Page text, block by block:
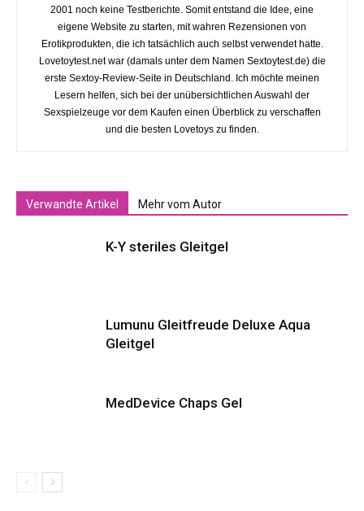
2001 noch keine Testberichte. Somit entstand die Idee, eine
eigene Website zu starten, mit wahren Rezensionen von
Erotikprodukten, die ich tatsächlich auch selbst verwendet hatte.
Lovetoytest.net war (damals unter dem Namen Sextoytest.de) die
erste Sextoy-Review-Seite in Deutschland. Ich möchte meinen
Lesern helfen, sich bei der unübersichtlichen Auswahl der
Sexspielzeuge vor dem Kaufen einen Überblick zu verschaffen
und die besten Lovetoys zu finden.
Verwandte Artikel Mehr vom Autor
K-Y steriles Gleitgel
Lumunu Gleitfreude Deluxe Aqua
Gleitgel
MedDevice Chaps Gel